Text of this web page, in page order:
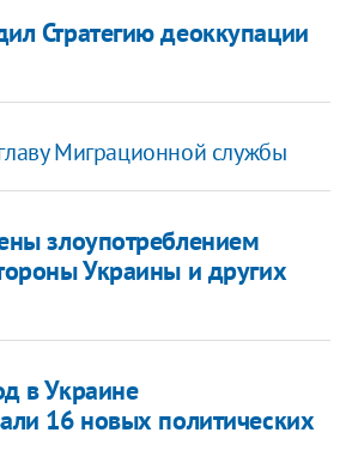
Стратегию деоккупации
Миграционной службы
злоупотреблением
Украины и других
в Украине
16 новых политических